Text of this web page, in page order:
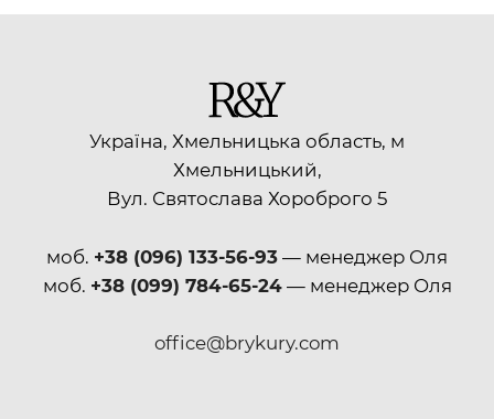
Україна, Хмельницька область, м
Хмельницький,
Вул. Святослава Хороброго 5
моб. +38 (096) 133-56-93 — менеджер Оля
моб. +38 (099) 784-65-24— менеджер Оля
office@brykury.com